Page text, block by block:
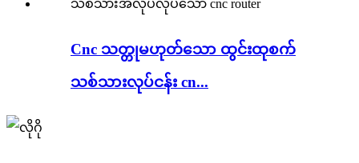
Cnc သတ္တုမဟုတ်သော ထွင်းထုစက်
သစ်သားလုပ်ငန်း cn...